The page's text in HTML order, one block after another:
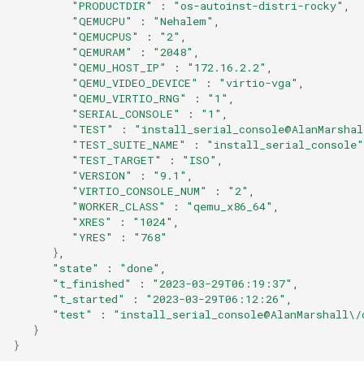
"PRODUCTDIR"
: "os-autoinst-distri-rocky"
"QEMUCPU"
: "Nehalem"
"QEMUCPUS"
: "2"
"QEMURAM"
: "2048"
"QEMU_HOST_IP"
: "172.16.2.2"
"QEMU_VIDEO_DEVICE"
: "virtio-vga"
"QEMU_VIRTIO_RNG"
: "1"
"SERIAL_CONSOLE"
: "1"
"TEST"
:
"TEST_SUITE_NAME"
:
"install_serial_console"
"TEST_TARGET"
: "ISO"
"VERSION"
: "9.1"
"VIRTIO_CONSOLE_NUM"
: "2"
"WORKER_CLASS"
: "qemu_x86_64"
"XRES"
: "1024"
"YRES"
:
"768"
}
"state"
: "done"
"t_finished"
: "2023-03-29T06:19:37"
"t_started"
: "2023-03-29T06:12:26"
"test"
:
}
}